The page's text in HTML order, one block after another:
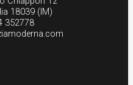
18039 (IM)
352778